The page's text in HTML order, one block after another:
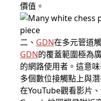
價值。
二、 GDN在多元管道
GDN的覆蓋範圍極為
的網路使用者。這意
多個數位接觸點上與
在YouTube觀看影片